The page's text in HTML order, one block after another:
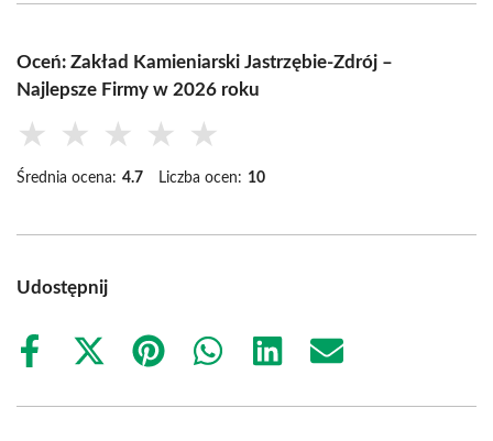
Oceń: Zakład Kamieniarski Jastrzębie-Zdrój –
Najlepsze Firmy w 2026 roku
★ ★ ★ ★ ★
Średnia ocena: 4.7 Liczba ocen: 10
Udostępnij
Share
Share
(Twitter)
Share
Share
Share
Share